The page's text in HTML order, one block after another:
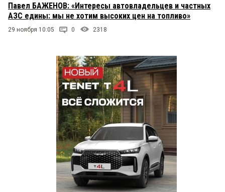
Павел БАЖЕНОВ: «Интересы автовладельцев и частных
АЗС едины: мы не хотим высоких цен на топливо»
29 ноября 10:05 0 2318